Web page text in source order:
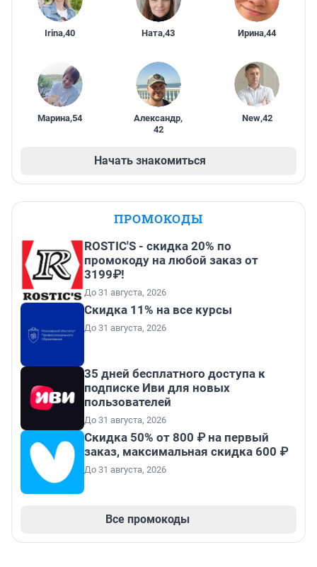
Irina,40 Ната,43 Ирина,44
Марина,54 Александр,
42
New,42
Начать знакомиться
ПРОМОКОДЫ
ROSTIC'S - скидка 20% по
промокоду на любой заказ от
3199₽!
До 31 августа, 2026
Скидка 11% на все курсы
До 31 августа, 2026
35 дней бесплатного доступа к
подписке Иви для новых
пользователей
До 31 августа, 2026
Скидка 50% от 800 ₽ на первый
заказ, максимальная скидка 600 ₽
До 31 августа, 2026
Все промокоды